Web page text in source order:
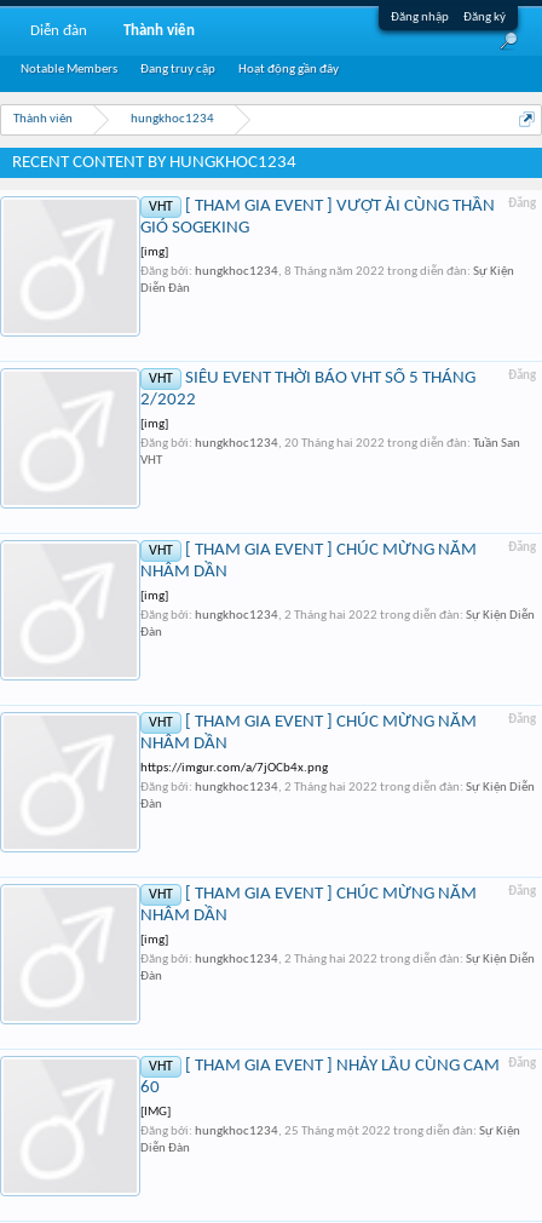
Đăng nhập Đăng ký
Thành viên hungkhoc1234
RECENT CONTENT BY HUNGKHOC1234
Đăng
VHT
[ THAM GIA EVENT ] VƯỢT ẢI CÙNG THẦN
GIÓ SOGEKING
[img]
Đăng bởi: hungkhoc1234, 8 Tháng năm 2022 trong diễn đàn: Sự Kiện
Diễn Đàn
Đăng
VHT
SIÊU EVENT THỜI BÁO VHT SỐ 5 THÁNG
2/2022
[img]
Đăng bởi: hungkhoc1234, 20 Tháng hai 2022 trong diễn đàn: Tuần San
VHT
Đăng
VHT
[ THAM GIA EVENT ] CHÚC MỪNG NĂM
NHÂM DẦN
[img]
Đăng bởi: hungkhoc1234, 2 Tháng hai 2022 trong diễn đàn: Sự Kiện Diễn
Đàn
Đăng
VHT
[ THAM GIA EVENT ] CHÚC MỪNG NĂM
NHÂM DẦN
https://imgur.com/a/7jOCb4x.png
Đăng bởi: hungkhoc1234, 2 Tháng hai 2022 trong diễn đàn: Sự Kiện Diễn
Đàn
Đăng
VHT
[ THAM GIA EVENT ] CHÚC MỪNG NĂM
NHÂM DẦN
[img]
Đăng bởi: hungkhoc1234, 2 Tháng hai 2022 trong diễn đàn: Sự Kiện Diễn
Đàn
Đăng
VHT
[ THAM GIA EVENT ] NHẢY LẦU CÙNG CAM
60
[IMG]
Đăng bởi: hungkhoc1234, 25 Tháng một 2022 trong diễn đàn: Sự Kiện
Diễn Đàn
Diễn đàn Thành viên
Notable Members Đang truy cập Hoạt động gần đây